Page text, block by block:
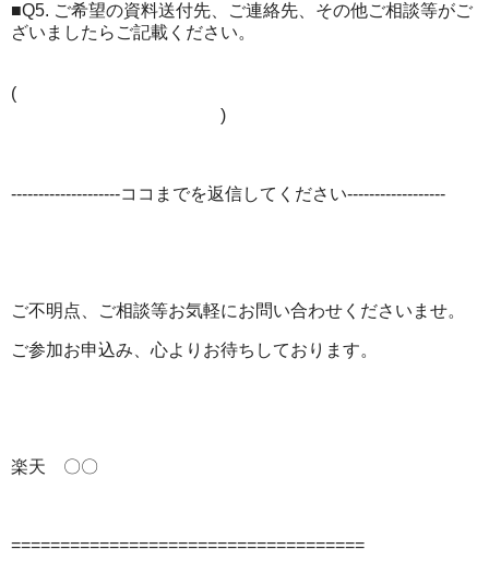
■Q5. ご希望の資料送付先、ご連絡先、その他ご相談等がご
ざいましたらご記載ください。
(
)
--------------------ココまでを返信してください------------------
ご不明点、ご相談等お気軽にお問い合わせくださいませ。
ご参加お申込み、心よりお待ちしております。
楽天 〇〇
====================================